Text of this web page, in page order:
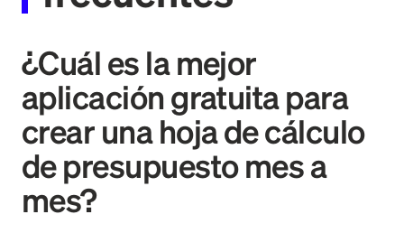
¿Cuál es la mejor
aplicación gratuita para
crear una hoja de cálculo
de presupuesto mes a
mes?